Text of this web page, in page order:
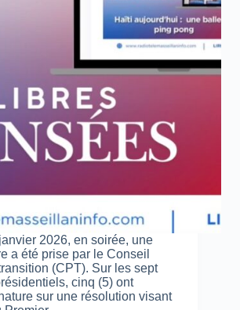
2026, en soirée, une
a été prise par le Conseil
(CPT). Sur les sept
cinq (5) ont
sur une résolution visant